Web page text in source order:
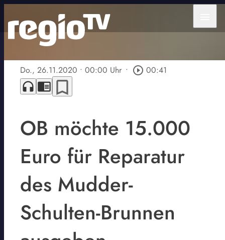
Do., 26.11.2020 • 00:00 Uhr • play_circle_outline 00:41
headphones chrome_reader_mode bookmark_border
OB möchte 15.000
Euro für Reparatur
des Mudder-
Schulten-Brunnen